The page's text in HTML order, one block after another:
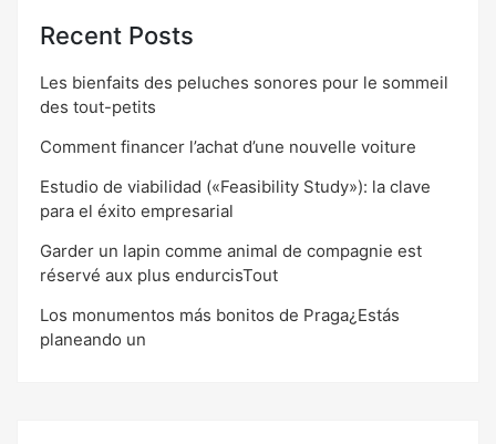
Recent Posts
Les bienfaits des peluches sonores pour le sommeil
des tout-petits
Comment financer l’achat d’une nouvelle voiture
Estudio de viabilidad («Feasibility Study»): la clave
para el éxito empresarial
Garder un lapin comme animal de compagnie est
réservé aux plus endurcisTout
Los monumentos más bonitos de Praga¿Estás
planeando un